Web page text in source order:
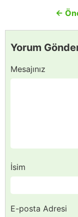
←
Yorum
Mesajınız
İsim
E-posta Adresi